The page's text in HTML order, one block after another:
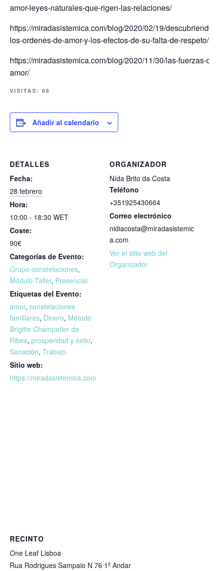
amor-leyes-naturales-que-rigen-las-relaciones/
https://miradasistemica.com/blog/2020/02/19/descubriendo-
los-ordenes-de-amor-y-los-efectos-de-su-falta-de-respeto/
https://miradasistemica.com/blog/2020/11/30/las-fuerzas-del-
amor/
VISITAS: 66
Añadir al calendario
DETALLES
Fecha:
28 febrero
Hora:
10:00 - 18:30 WET
Coste:
90€
Categorías de Evento:
Grupo-constelaciones,
Módulo-Taller, Presencial
Etiquetas del Evento:
amor, constelaciones
familiares, Dinero, Método
Brigitte Champetier de
Ribes, prosperidad y éxito,
Sanación, Trabajo
Sitio web:
https://miradasistemica.com
ORGANIZADOR
Nída Brito da Costa
Teléfono
+351925430664
Correo electrónico
nidiacosta@miradasistemic
a.com
Ver el sitio web del
Organizador
RECINTO
One Leaf Lisboa
Rua Rodrigues Sampaio N 76 1º Andar